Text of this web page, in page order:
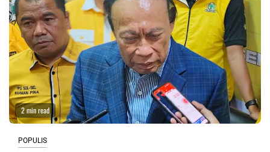
2 min read
POPULIS